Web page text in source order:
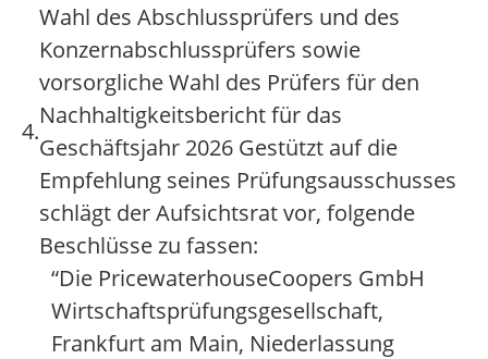
4.
Wahl des Abschlussprüfers und des
Konzernabschlussprüfers sowie
vorsorgliche Wahl des Prüfers für den
Nachhaltigkeitsbericht für das
Geschäftsjahr 2026 Gestützt auf die
Empfehlung seines Prüfungsausschusses
schlägt der Aufsichtsrat vor, folgende
Beschlüsse zu fassen:
“Die PricewaterhouseCoopers GmbH
Wirtschaftsprüfungsgesellschaft,
Frankfurt am Main, Niederlassung